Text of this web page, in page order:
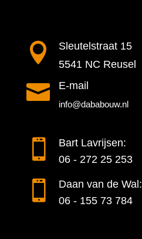

Sleutelstraat 15
5541 NC Reusel
 E-mail
info@dababouw.nl

Bart Lavrijsen:
06 - 272 25 253

Daan van de Wal:
06 - 155 73 784